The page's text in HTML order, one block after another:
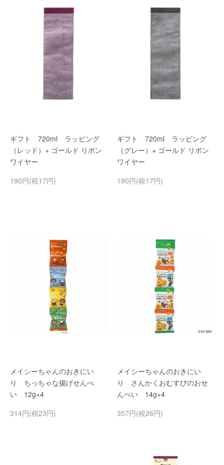
ギフト 720ml ラッピング
（レッド）+ ゴールド リボン
ワイヤー
190円(税17円)
ギフト 720ml ラッピング
（グレー）+ ゴールド リボン
ワイヤー
190円(税17円)
メイシーちゃんのおきにい
り ちっちゃな揚げせんべ
い 12g×4
314円(税23円)
メイシーちゃんのおきにい
り さんかくおむすびのおせ
んべい 14g×4
357円(税26円)